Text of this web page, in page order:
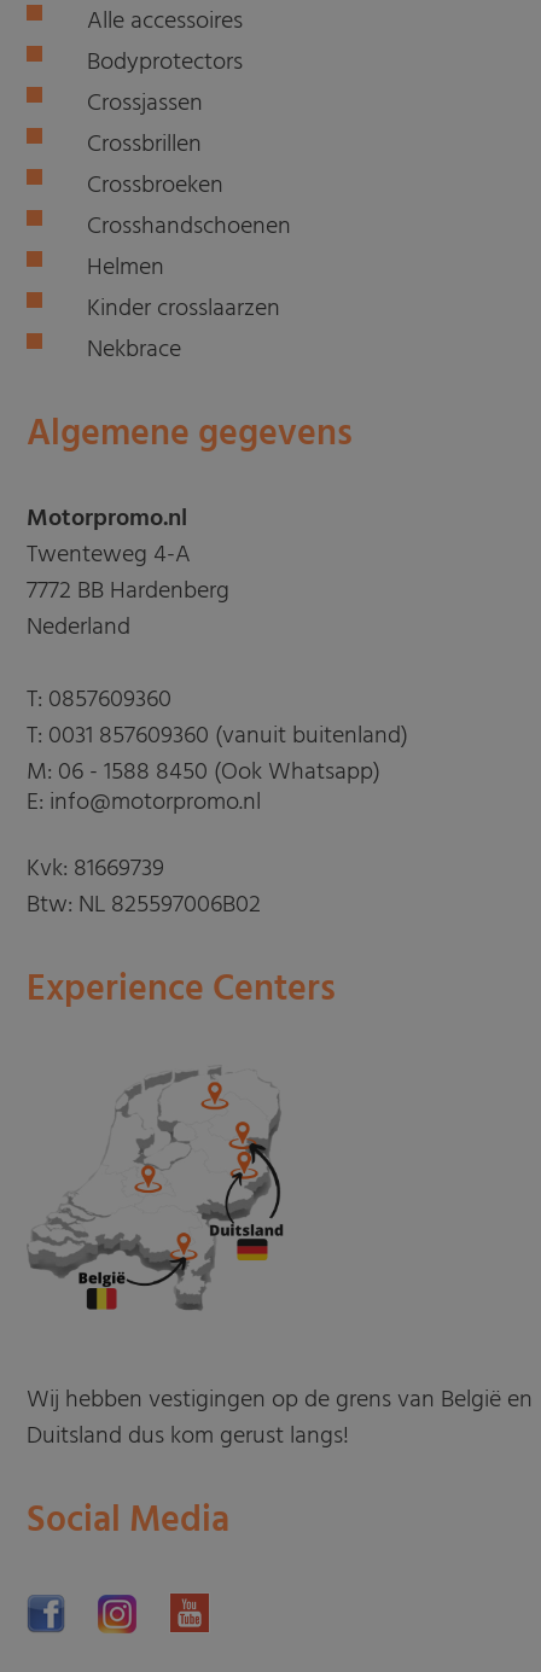
Alle accessoires
Bodyprotectors
Crossjassen
Crossbrillen
Crossbroeken
Crosshandschoenen
Helmen
Kinder crosslaarzen
Nekbrace
Algemene gegevens
Motorpromo.nl
Twenteweg 4-A
7772 BB Hardenberg
Nederland
T: 0857609360
T: 0031 857609360 (vanuit buitenland)
M: 06 - 1588 8450 (Ook Whatsapp)
E: info@motorpromo.nl
Kvk: 81669739
Btw: NL 825597006B02
Experience Centers
Wij hebben vestigingen op de grens van België en
Duitsland dus kom gerust langs!
Social Media